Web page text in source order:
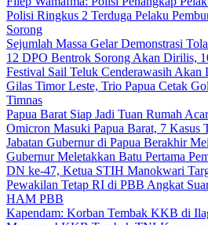
Polisi Ringkus 2 Terduga Pelaku
Sorong
Sejumlah Massa Gelar Demonstrasi
12 DPO Bentrok Sorong Akan Dirilis,
Festival Sail Teluk Cenderawasih
Gilas Timor Leste, Trio Papua Cetak
Timnas
Papua Barat Siap Jadi Tuan Rumah
Omicron Masuki Papua Barat, 7 Kasus
Jabatan Gubernur di Papua Berakhir
Gubernur Meletakkan Batu Pertama
DN ke-47, Ketua STIH Manokwari
Pewakilan Tetap RI di PBB Angkat
HAM PBB
Kapendam: Korban Tembak KKB di